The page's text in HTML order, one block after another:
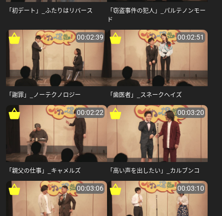
「初デート」_ふたりはリバース
「窃盗事件の犯人」_パルテノンモー
ド
00:02:39
「謝罪」_ノーテクノロジー
00:02:51
「歯医者」_スネークヘイズ
00:02:22
「親父の仕事」_キャメルズ
00:03:20
「高い声を出したい」_カルブンコ
00:03:06 00:03:10